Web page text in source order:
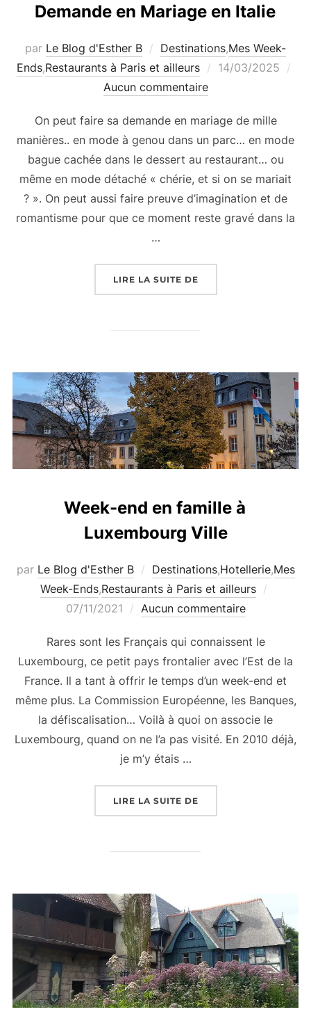
Demande en Mariage en Italie
par Le Blog d'Esther B Destinations,Mes Week-
Ends,Restaurants à Paris et ailleurs
Publié
14/03/2025
Aucun commentaire
On peut faire sa demande en mariage de mille
manières.. en mode à genou dans un parc… en mode
bague cachée dans le dessert au restaurant… ou
même en mode détaché « chérie, et si on se mariait
? ». On peut aussi faire preuve d’imagination et de
romantisme pour que ce moment reste gravé dans la
…
LIRE LA SUITE DE« DEMANDE EN
Week-end en famille à
Luxembourg Ville
par Le Blog d'Esther B Destinations,Hotellerie,Mes
Week-Ends,Restaurants à Paris et ailleurs
07/11/2021 Aucun commentaire
Rares sont les Français qui connaissent le
Luxembourg, ce petit pays frontalier avec l’Est de la
France. Il a tant à offrir le temps d’un week-end et
même plus. La Commission Européenne, les Banques,
la défiscalisation… Voilà à quoi on associe le
Luxembourg, quand on ne l’a pas visité. En 2010 déjà,
je m’y étais …
LIRE LA SUITE DE« WEEK-END EN